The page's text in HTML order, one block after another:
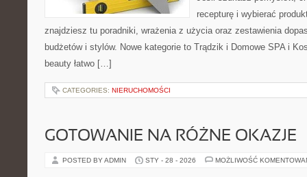
recepturę i wybierać
znajdziesz tu poradniki, wrażenia z użycia oraz zestawienia
budżetów i stylów. Nowe kategorie to Trądzik i Domowe SPA i
beauty łatwo […]
CATEGORIES: NIERUCHOMOŚCI
GOTOWANIE NA RÓŻNE OKAZJE
POSTED BY ADMIN STY - 28 - 2026 MOŻLIWOŚĆ